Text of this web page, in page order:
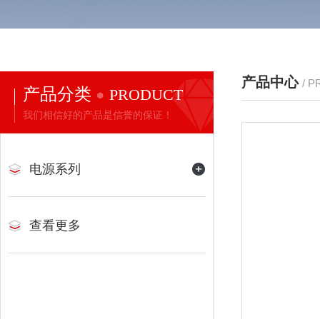
产品分类 PRODUCT
我们相信好的产品是信誉的保证！
电源系列
查看更多
产品中心 /